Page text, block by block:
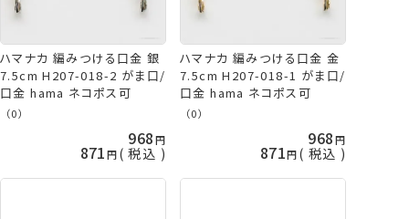
ハマナカ 編みつける口金 銀
7.5cm H207-018-2 がま口/
口金 hama ネコポス可
（0）
968
871 税込
ハマナカ 編みつける口金 金
7.5cm H207-018-1 がま口/
口金 hama ネコポス可
（0）
968
871 税込